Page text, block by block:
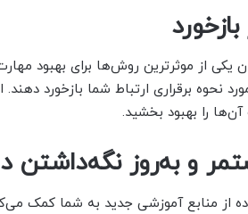
یکی از موثرترین روش‌ها برای بهبود
نحوه برقراری ارتباط شما بازخورد
را بهبود بخشید.
و به‌روز نگه‌داشتن
از منابع آموزشی جدید به شما کمک